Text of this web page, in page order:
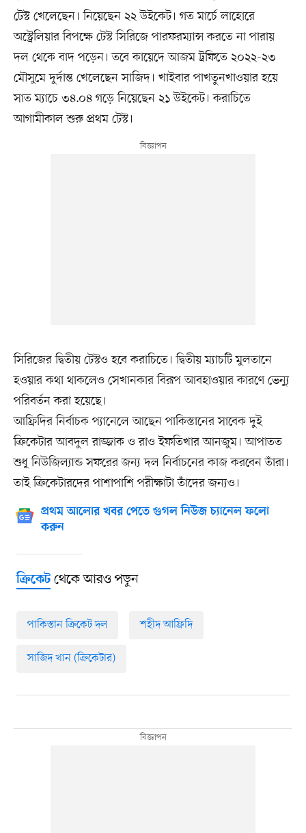
টেস্ট খেলেছেন। নিয়েছেন ২২ উইকেট। গত মার্চে লাহোরে
অস্ট্রেলিয়ার বিপক্ষে টেস্ট সিরিজে পারফরম্যান্স করতে না পারায়
দল থেকে বাদ পড়েন। তবে কায়েদে আজম ট্রফিতে ২০২২-২৩
মৌসুমে দুর্দান্ত খেলেছেন সাজিদ। খাইবার পাখতুনখাওয়ার হয়ে
সাত ম্যাচে ৩৪.০৪ গড়ে নিয়েছেন ২১ উইকেট। করাচিতে
আগামীকাল শুরু প্রথম টেস্ট।
সিরিজের দ্বিতীয় টেস্টও হবে করাচিতে। দ্বিতীয় ম্যাচটি মুলতানে
হওয়ার কথা থাকলেও সেখানকার বিরূপ আবহাওয়ার কারণে ভেন্যু
পরিবর্তন করা হয়েছে।
আফ্রিদির নির্বাচক প্যানেলে আছেন পাকিস্তানের সাবেক দুই
ক্রিকেটার আবদুল রাজ্জাক ও রাও ইফতিখার আনজুম। আপাতত
শুধু নিউজিল্যান্ড সফরের জন্য দল নির্বাচনের কাজ করবেন তাঁরা।
তাই ক্রিকেটারদের পাশাপাশি পরীক্ষাটা তাঁদের জন্যও।
প্রথম আলোর খবর পেতে গুগল নিউজ চ্যানেল ফলো
করুন
ক্রিকেটথেকে আরও পড়ুন
পাকিস্তান ক্রিকেট দল শহীদ আফ্রিদি
সাজিদ খান (ক্রিকেটার)